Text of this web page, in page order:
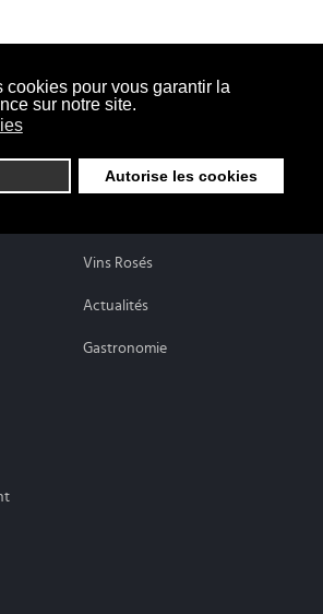
cookies pour vous garantir la
sur notre site.
Autorise les cookies
Vins Rosés
Actualités
Gastronomie